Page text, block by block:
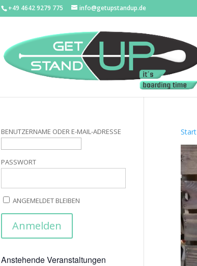
+49 4642 9279 775 info@getupstandup.de
Start
BENUTZERNAME ODER E-MAIL-ADRESSE
PASSWORT
ANGEMELDET BLEIBEN
Anstehende Veranstaltungen